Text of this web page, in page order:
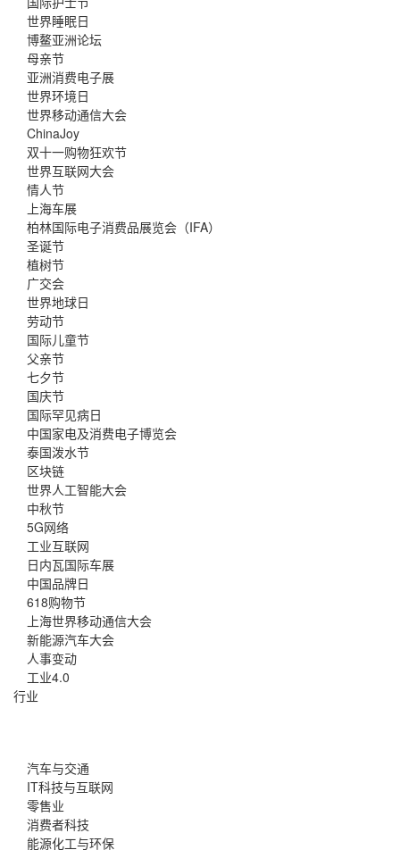
世界睡眠日
博鳌亚洲论坛
母亲节
亚洲消费电子展
世界环境日
世界移动通信大会
ChinaJoy
双十一购物狂欢节
世界互联网大会
情人节
上海车展
柏林国际电子消费品展览会（IFA）
圣诞节
植树节
广交会
世界地球日
劳动节
国际儿童节
父亲节
七夕节
国庆节
国际罕见病日
中国家电及消费电子博览会
泰国泼水节
区块链
世界人工智能大会
中秋节
5G网络
工业互联网
日内瓦国际车展
中国品牌日
618购物节
上海世界移动通信大会
新能源汽车大会
人事变动
工业4.0
行业
汽车与交通
IT科技与互联网
零售业
消费者科技
能源化工与环保